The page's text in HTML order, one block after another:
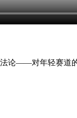
法论——对年轻赛道